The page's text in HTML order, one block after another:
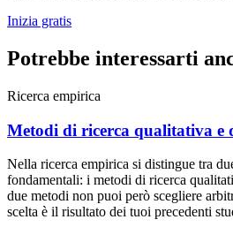
Inizia gratis
Potrebbe interessarti
Ricerca empirica
Metodi di ricerca qualitativa e
Nella ricerca empirica si distingue tra
fondamentali: i metodi di ricerca
due metodi non puoi però scegliere
scelta è il risultato dei tuoi precedenti